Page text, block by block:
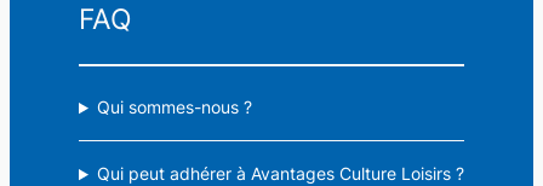
FAQ
Qui sommes-nous ?
Qui peut adhérer à Avantages Culture Loisirs ?